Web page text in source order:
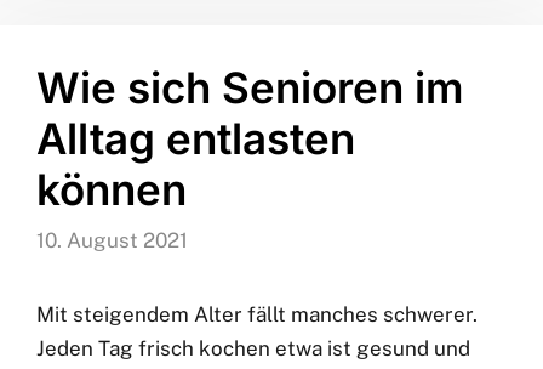
Wie sich Senioren im
Alltag entlasten
können
10. August 2021
Mit steigendem Alter fällt manches schwerer.
Jeden Tag frisch kochen etwa ist gesund und